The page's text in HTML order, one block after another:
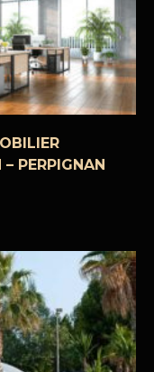
– PERPIGNAN